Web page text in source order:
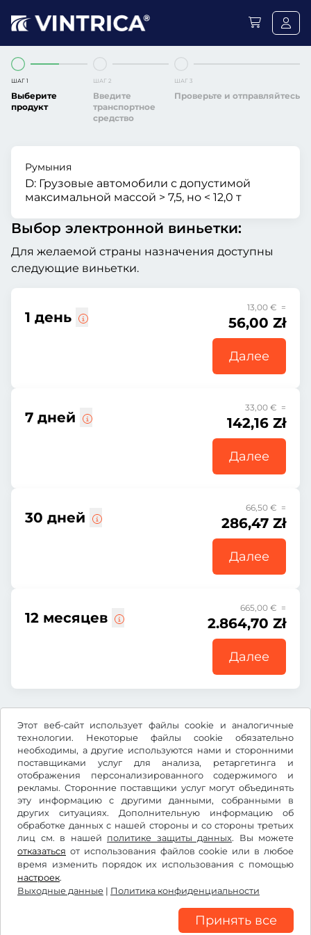
Этот веб-сайт использует файлы cookie и аналогичные
технологии. Некоторые файлы cookie обязательно
необходимы, а другие используются нами и сторонними
поставщиками услуг для анализа, ретаргетинга и
отображения персонализированного содержимого и
рекламы. Сторонние поставщики услуг могут объединять
эту информацию с другими данными, собранными в
других ситуациях. Дополнительную информацию об
обработке данных с нашей стороны и со стороны третьих
лиц см. в нашей политике защиты данных. Вы можете
отказаться от использования файлов cookie или в любое
время изменить порядок их использования с помощью
настроек.
Выходные данные | Политика конфиденциальности
Принять все
ШАГ 1
Выберите
продукт
ШАГ 2
Введите
транспортное
средство
ШАГ 3
Проверьте и отправляйтесь
Румыния
D: Грузовые автомобили с допустимой
максимальной массой > 7,5, но < 12,0 т
Выбор электронной виньетки:
Для желаемой страны назначения доступны
следующие виньетки.
1 день
13,00 € =
56,00 Zł
Далее
7 дней
33,00 € =
142,16 Zł
Далее
30 дней
66,50 € =
286,47 Zł
Далее
12 месяцев
665,00 € =
2.864,70 Zł
Далее
Все цены указаны с учетом НДС.
ZłPLN
Facebook Instagram
Условия использования/право на отказ
Политика конфиденциальности
Выходные данные